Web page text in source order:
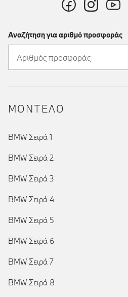
Αναζήτηση για αριθμό προσφοράς
ΜΟΝΤΕΛΟ
BMW Σειρά 1
BMW Σειρά 2
BMW Σειρά 3
BMW Σειρά 4
BMW Σειρά 5
BMW Σειρά 6
BMW Σειρά 7
BMW Σειρά 8